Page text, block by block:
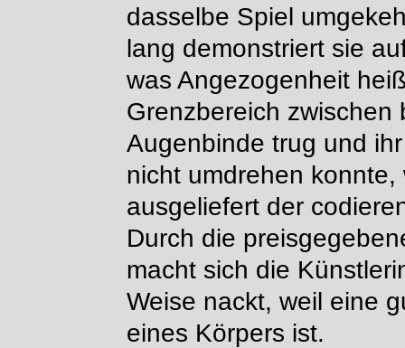
dasselbe Spiel
lang demonstriert sie
was Angezogenheit
Grenzbereich
Augenbinde trug und
nicht umdrehen
ausgeliefert der
Durch die
macht sich die
Weise nackt, weil eine
eines Körpers ist.